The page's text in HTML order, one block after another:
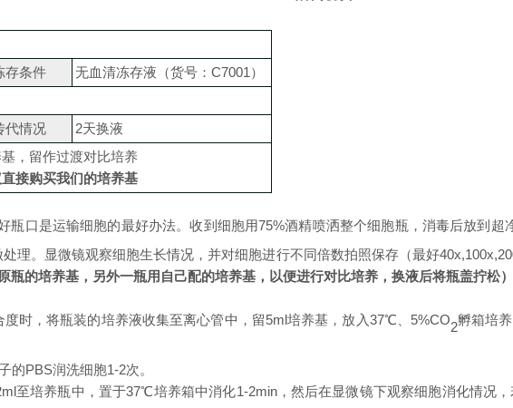
存条件 无血清冻存液（货号： C7001）
代情况 2天换液
，留作过渡对比培养
接购买我们的培养基
瓶口是运输细胞的最好办法。收到细胞用75%酒精喷洒整个细胞瓶 ， 消毒后放到超
理。显微镜观察细胞生长情况，并对细胞进行不同倍数拍照保存（最好
瓶的培养基，另外一瓶用自己配的培养基，以便进行对比培养，换液后将瓶盖拧松）
度时，将瓶装的培养液收集至离心管中，留5ml培养基，放入37℃、5%CO2孵箱培
的PBS润洗细胞1-2次。
ml至培养瓶中，置于37℃培养箱中消化1-2min，然后在显微镜下观察细胞消化情况